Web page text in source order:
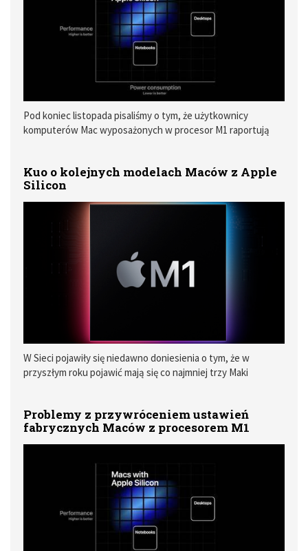
Pod koniec listopada pisaliśmy o tym, że użytkownicy
komputerów Mac wyposażonych w procesor M1 raportują
za pośrednictwem tej technologii sporadycznie rozłączają
się, a w innych przypadkach takie połączenie nie jest w ogóle
możliwe. Dziś pojawiły doniesienia, że Apple pracuje nad
Kuo o kolejnych modelach Maców z Apple
Silicon
W Sieci pojawiły się niedawno doniesienia o tym, że w
przyszłym roku pojawić mają się co najmniej trzy Maki
kolejne modele MacBooków z takimi procesorami
zadebiutują w drugiej połowie 2021 roku.
Problemy z przywróceniem ustawień
fabrycznych Maców z procesorem M1